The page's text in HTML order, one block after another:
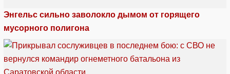
Энгельс сильно заволокло дымом от горящего
мусорного полигона